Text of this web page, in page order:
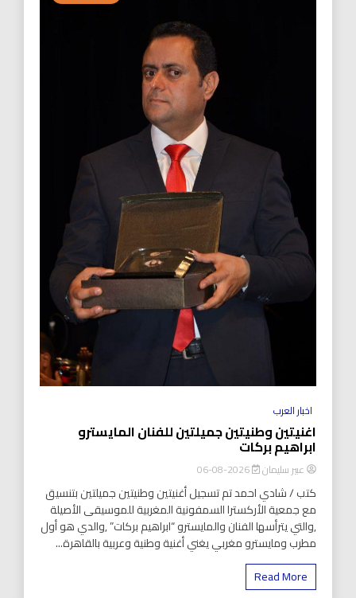
اخبار العرب
اغنيتين وطنيتين جميلتين للفنان المايسترو
ابراهيم بركات
عبير سليمان 2026-08-06
كتب / شادي احمد تم تسجيل أغنيتين وطنيتين جميلتين بتنسيق
مع جمعية الأركسترا السمفونية المغربية للموسيقى الأصيلة
,والتي يترأسها الفنان والمايسترو “ابراهيم بركات” ,والدي هو أول
مطرب ومايسترو مغربي يغني أغنية وطنية وعربية بالقاهرة...
Read More